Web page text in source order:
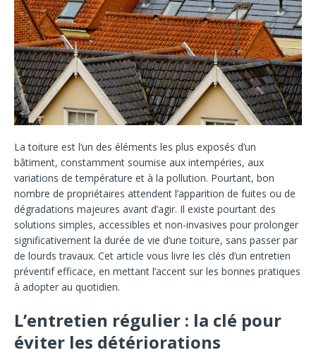
La toiture est l’un des éléments les plus exposés d’un
bâtiment, constamment soumise aux intempéries, aux
variations de température et à la pollution. Pourtant, bon
nombre de propriétaires attendent l’apparition de fuites ou de
dégradations majeures avant d’agir. Il existe pourtant des
solutions simples, accessibles et non-invasives pour prolonger
significativement la durée de vie d’une toiture, sans passer par
de lourds travaux. Cet article vous livre les clés d’un entretien
préventif efficace, en mettant l’accent sur les bonnes pratiques
à adopter au quotidien.
L’entretien régulier : la clé pour
éviter les détériorations